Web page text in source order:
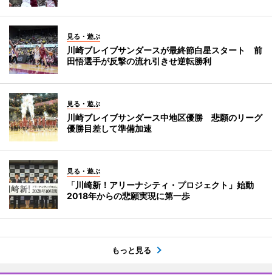
見る・遊ぶ
川崎ブレイブサンダースが最終節白星スタート 前
田悟選手が反撃の流れ引きせ逆転勝利
見る・遊ぶ
川崎ブレイブサンダース中地区優勝 悲願のリーグ
優勝目差して準備加速
見る・遊ぶ
「川崎新！アリーナシティ・プロジェクト」始動
2018年からの悲願実現に第一歩
もっと見る